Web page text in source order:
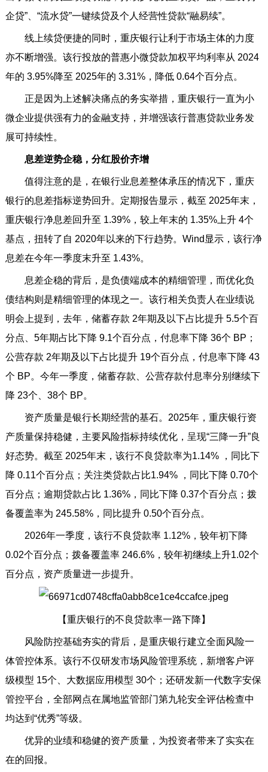
企贷”、“流水贷”一键续贷及个人经营性贷款“融易续”。
线上续贷便捷的同时，重庆银行让利于市场主体的力度
亦不断增强。该行投放的普惠小微贷款加权平均利率从 2024
年的 3.95%降至 2025年的 3.31%，降低 0.64个百分点。
正是因为上述解决痛点的务实举措，重庆银行一直为小
微企业提供强有力的金融支持，并增强该行普惠贷款业务发
展可持续性。
息差逆势企稳，分红股价齐增
值得注意的是，在银行业息差整体承压的情况下，重庆
银行的息差指标逆势回升。定期报告显示，截至 2025年末，
重庆银行净息差回升至 1.39%，较上年末的 1.35%上升 4个
基点，扭转了自 2020年以来的下行趋势。Wind显示，该行净
息差在今年一季度末升至 1.43%。
息差企稳的背后，是负债端成本的精细管理，而优化负
债结构则是精细管理的体现之一。该行相关负责人在业绩说
明会上提到，去年，储蓄存款 2年期及以下占比提升 5.5个百
分点、5年期占比下降 9.1个百分点，付息率下降 36个 BP；
公营存款 2年期及以下占比提升 19个百分点，付息率下降 43
个 BP。今年一季度，储蓄存款、公营存款付息率分别继续下
降 23个、38个 BP。
资产质量是银行长期经营的基石。2025年，重庆银行资
产质量保持稳健，主要风险指标持续优化，呈现“三降一升”良
好态势。截至 2025年末，该行不良贷款率为1.14% ，同比下
降 0.11个百分点；关注类贷款占比1.94% ，同比下降 0.70个
百分点；逾期贷款占比 1.36%，同比下降 0.37个百分点；拨
备覆盖率为 245.58%，同比提升 0.50个百分点。
2026年一季度，该行不良贷款率 1.12%，较年初下降
0.02个百分点；拨备覆盖率 246.6%，较年初继续上升1.02个
百分点，资产质量进一步提升。
【重庆银行的不良贷款率一路下降】
风险防控基础夯实的背后，是重庆银行建立全面风险一
体管控体系。该行不仅研发市场风险管理系统，新增客户评
级模型 15个、大数据应用模型 30个；还研发新一代数字安保
管控平台，全部网点在属地监管部门第九轮安全评估检查中
均达到“优秀”等级。
优异的业绩和稳健的资产质量，为投资者带来了实实在
在的回报。